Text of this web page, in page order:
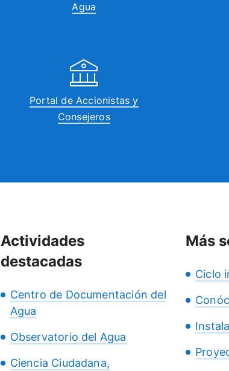
Agua
Portal de Accionistas y
Consejeros
Actividades
destacadas
Centro de Documentación del
Agua
Observatorio del Agua
Ciencia Ciudadana,
Más
Ciclo